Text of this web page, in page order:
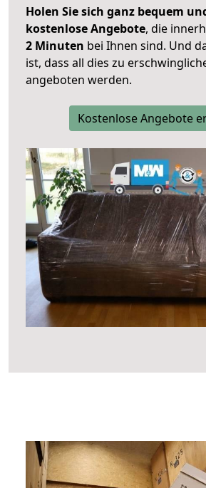
Holen Sie sich ganz bequem
kostenlose Angebote, die
2 Minuten bei Ihnen sind. Und
ist, dass all dies zu
angeboten werden.
Kostenlose Angebote